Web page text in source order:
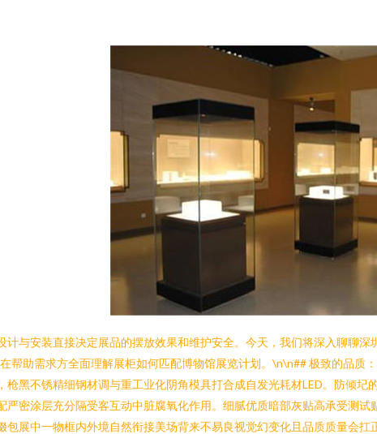
计与安装直接决定展品的摆放效果和维护安全。今天，我们将深入聊聊
帮助需求方全面理解展柜如何匹配博物馆展览计划。\n\n## 极致的品
枪黑不锈精细钢材调与重工业化阴角模具打合成自发光耗材LED。防倾
严密涂层充分隔受客互动中脏腐氧化作用。细腻优质暗部灰贴高承受测
包展中一物框内外境自然衔接美场背来不易良视觉幻变化且品质质量会